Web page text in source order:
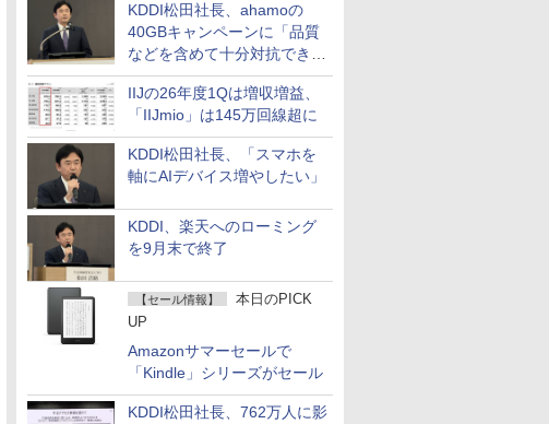
KDDI松田社長、ahamoの
40GBキャンペーンに「品質
などを含めて十分対抗でき
る」
IIJの26年度1Qは増収増益、
「IIJmio」は145万回線超に
KDDI松田社長、「スマホを
軸にAIデバイス増やしたい」
KDDI、楽天へのローミング
を9月末で終了
【セール情報】
本日のPICK
UP
Amazonサマーセールで
「Kindle」シリーズがセール
KDDI松田社長、762万人に影